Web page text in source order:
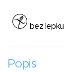
bez lepku
Popis